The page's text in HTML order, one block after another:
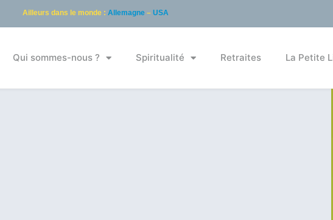
Ailleurs dans le monde : Allemagne– USA
Qui sommes-nous ? Spiritualité Retraites La Petite